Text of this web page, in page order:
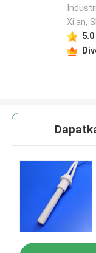
Xi'an,
5.0